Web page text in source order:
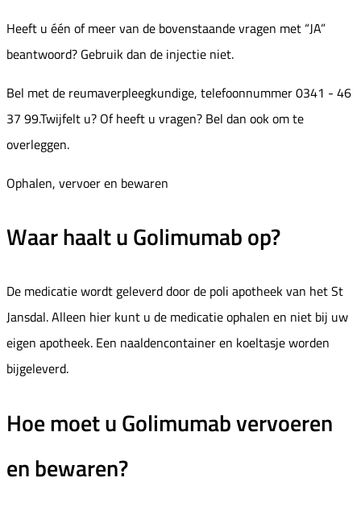
Heeft u één of meer van de bovenstaande vragen met “JA”
beantwoord? Gebruik dan de injectie niet.
Bel met de reumaverpleegkundige, telefoonnummer 0341 - 46
37 99.Twijfelt u? Of heeft u vragen? Bel dan ook om te
overleggen.
Ophalen, vervoer en bewaren
Waar haalt u Golimumab op?
De medicatie wordt geleverd door de poli apotheek van het St
Jansdal. Alleen hier kunt u de medicatie ophalen en niet bij uw
eigen apotheek. Een naaldencontainer en koeltasje worden
bijgeleverd.
Hoe moet u Golimumab vervoeren
en bewaren?